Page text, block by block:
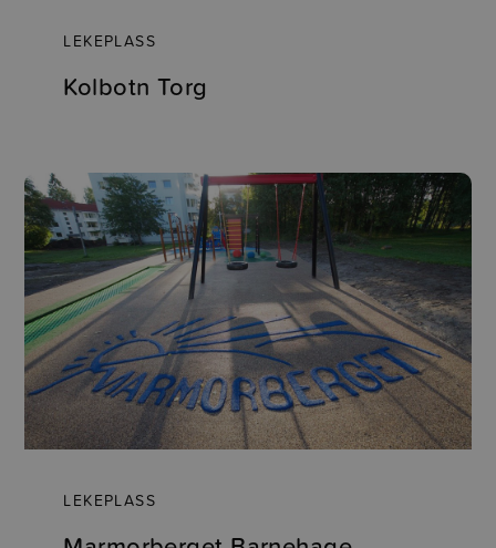
LEKEPLASS
Kolbotn Torg
LEKEPLASS